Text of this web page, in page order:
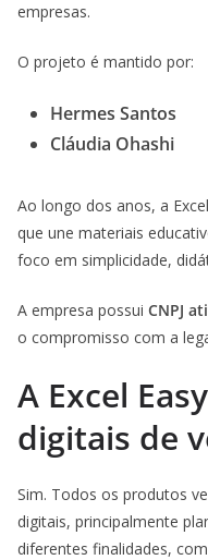
empresas.
O projeto é mantido por:
Hermes Santos
Cláudia Ohashi
Ao longo dos anos, a
que une materiais
foco em simplicidade,
A empresa possui CNPJ
o compromisso com a
A Excel
digitais de
Sim. Todos os produtos
digitais, principalmente
diferentes finalidades,